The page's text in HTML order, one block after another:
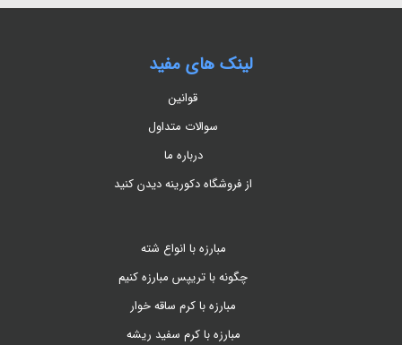
لینک های مفید
قوانین
سوالات متداول
درباره ما
از فروشگاه دکورینه دیدن کنید
مبارزه با انواع شته
چگونه با تریپس مبارزه کنیم
مبارزه با کرم ساقه خوار
مبارزه با کرم سفید ریشه